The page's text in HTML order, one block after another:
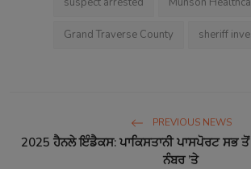
Grand Traverse County sheriff
PREVIOUS NEWS
2025 ਹੈਨਲੇ ਇੰਡੈਕਸ: ਪਾਕਿਸਤਾਨੀ ਪਾਸਪੋਰਟ ਸਭ
ਨੰਬਰ ’ਤੇ